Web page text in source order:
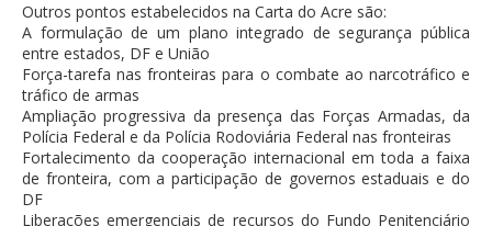
Outros pontos estabelecidos na Carta do Acre são:
A formulação de um plano integrado de segurança pública
entre estados, DF e União
Força-tarefa nas fronteiras para o combate ao narcotráfico e
tráfico de armas
Ampliação progressiva da presença das Forças Armadas, da
Polícia Federal e da Polícia Rodoviária Federal nas fronteiras
Fortalecimento da cooperação internacional em toda a faixa
de fronteira, com a participação de governos estaduais e do
DF
Liberações emergenciais de recursos do Fundo Penitenciário